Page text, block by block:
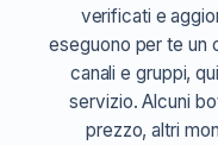
verificati e
eseguono per te un
canali e gruppi,
servizio. Alcuni
prezzo, altri